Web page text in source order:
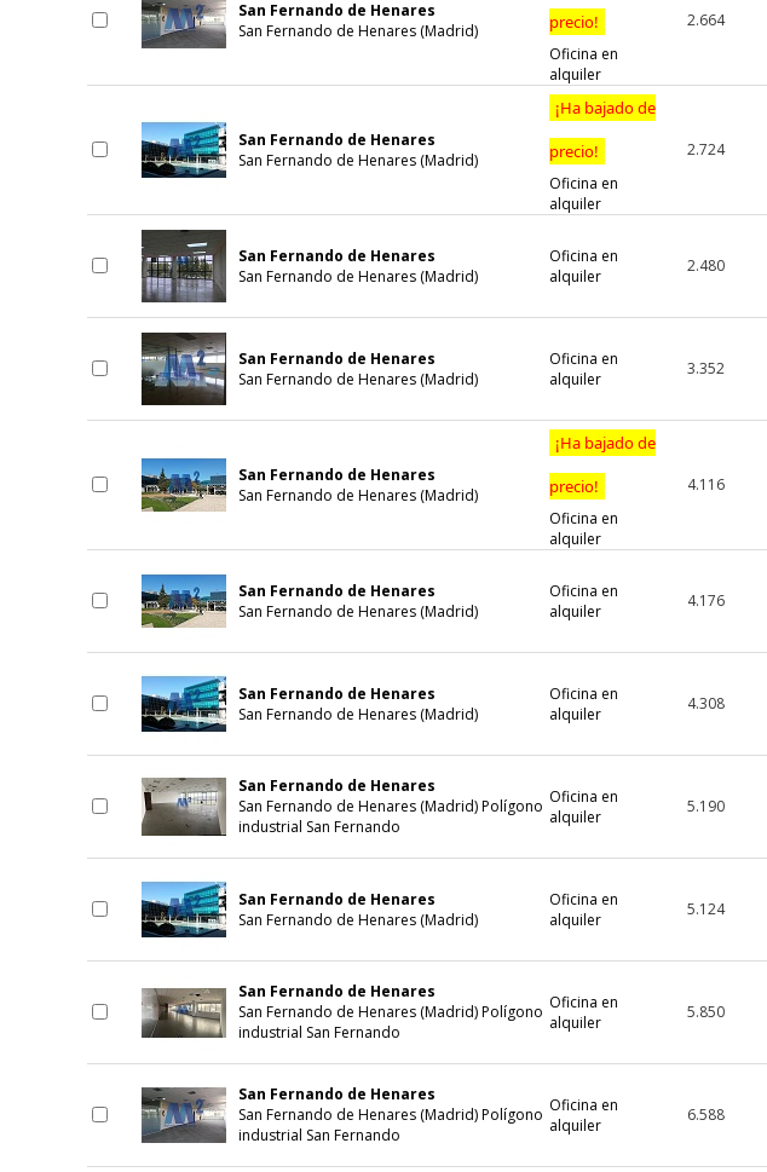
San Fernando de Henares
San Fernando de Henares (Madrid)
precio!
Oficina en
alquiler
2.664
San Fernando de Henares
San Fernando de Henares (Madrid)
¡Ha bajado de
precio!
Oficina en
alquiler
2.724
San Fernando de Henares
San Fernando de Henares (Madrid)
Oficina en
alquiler
2.480
San Fernando de Henares
San Fernando de Henares (Madrid)
Oficina en
alquiler
3.352
San Fernando de Henares
San Fernando de Henares (Madrid)
¡Ha bajado de
precio!
Oficina en
alquiler
4.116
San Fernando de Henares
San Fernando de Henares (Madrid)
Oficina en
alquiler
4.176
San Fernando de Henares
San Fernando de Henares (Madrid)
Oficina en
alquiler
4.308
San Fernando de Henares
San Fernando de Henares (Madrid) Polígono
industrial San Fernando
Oficina en
alquiler
5.190
San Fernando de Henares
San Fernando de Henares (Madrid)
Oficina en
alquiler
5.124
San Fernando de Henares
San Fernando de Henares (Madrid) Polígono
industrial San Fernando
Oficina en
alquiler
5.850
San Fernando de Henares
San Fernando de Henares (Madrid) Polígono
industrial San Fernando
Oficina en
alquiler
6.588